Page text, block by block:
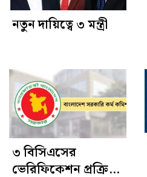
নতুন দায়িত্বে ৩ মন্ত্রী
৩ বিসিএসের
ভেরিফিকেশন প্রক্রিয়া